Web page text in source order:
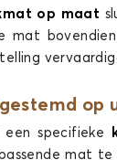
voor
op maat
mat
op
specifieke
mat